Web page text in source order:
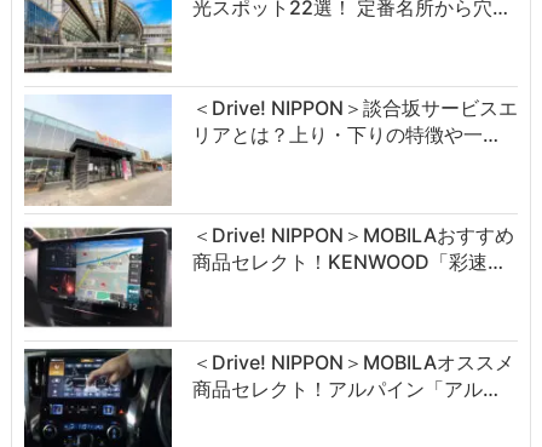
光スポット22選！ 定番名所から穴…
＜Drive! NIPPON＞談合坂サービスエ
リアとは？上り・下りの特徴や一…
＜Drive! NIPPON＞MOBILAおすすめ
商品セレクト！KENWOOD「彩速…
＜Drive! NIPPON＞MOBILAオススメ
商品セレクト！アルパイン「アル…